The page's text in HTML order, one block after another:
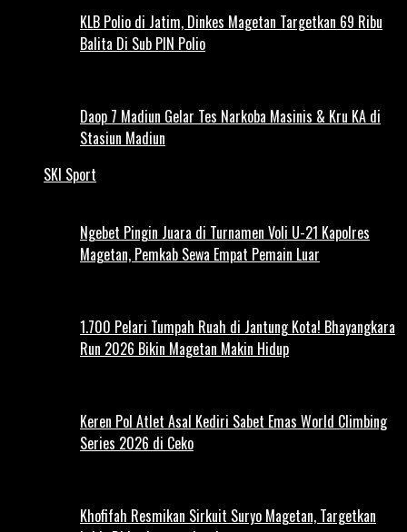
KLB Polio di Jatim, Dinkes Magetan Targetkan 69 Ribu
Balita Di Sub PIN Polio
Daop 7 Madiun Gelar Tes Narkoba Masinis & Kru KA di
Stasiun Madiun
SKI Sport
Ngebet Pingin Juara di Turnamen Voli U-21 Kapolres
Magetan, Pemkab Sewa Empat Pemain Luar
1.700 Pelari Tumpah Ruah di Jantung Kota! Bhayangkara
Run 2026 Bikin Magetan Makin Hidup
Keren Pol Atlet Asal Kediri Sabet Emas World Climbing
Series 2026 di Ceko
Khofifah Resmikan Sirkuit Suryo Magetan, Targetkan